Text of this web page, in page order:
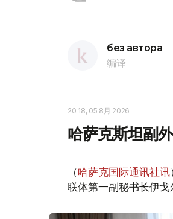
без автора
编译
20:18, 05 8月 2026
哈萨克斯坦副
（哈萨克国际通讯社讯
联体第一副秘书长伊戈